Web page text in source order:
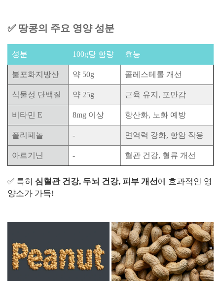
✅ 땅콩의 주요 영양 성분
성분 100g당 함량 효능
불포화지방산 약 50g 콜레스테롤 개선
식물성 단백질 약 25g 근육 유지, 포만감
비타민 E 8mg 이상 항산화, 노화 예방
폴리페놀 - 면역력 강화, 항암 작용
아르기닌 - 혈관 건강, 혈류 개선
✅ 특히 심혈관 건강, 두뇌 건강, 피부 개선에 효과적인 영
양소가 가득!